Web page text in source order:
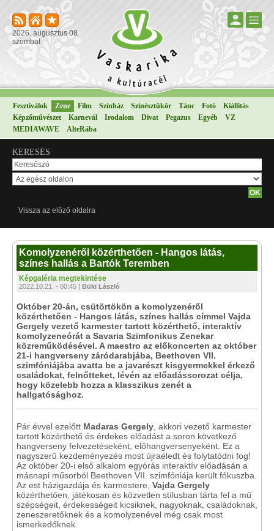
2026. augusztus 08.
szombat
Fesztiválok Zene Film Színház Színésztükör Tánc Fotó
Kiállítás
Képzőművészet
Karnevál Irodalom Divat Pegazus Egyéb
VZ
MEDIAWAVE
AlteRába
KERESÉS
Vissza az előző oldalra
Komolyzenéről közérthetően - Hangos látás,
színes hallás a Bartók Teremben
Képgaléria megtekintése
2022.10.21. - 00:45 | Büki László
Október 20-án, csütörtökön a komolyzenéről
közérthetően - Hangos látás, színes hallás címmel Vajda
Gergely vezető karmester tartott közérthető, interaktív
komolyzeneórát a Savaria Szimfonikus Zenekar
közreműködésével. A maestro az előkoncerten az október
21-i hangverseny záródarabjába, Beethoven VII.
szimfóniájába avatta be a javarészt kisgyermekkel érkező
családokat, felnőtteket, lévén az előadássorozat célja,
hogy közelebb hozza a klasszikus zenét a
hallgatósághoz.
Pár évvel ezelőtt Madaras Gergely , akkori vezető karmester
tartott közérthető és érdekes előadást a soron következő
hangverseny felvezetéseként, előhangversenyeként. Ez a
nagyszerű kezdeményezés most újraéledt és folytatódni fog!
Az október 20-i első alkalom egyórás interaktív előadásán a
másnapi műsorból Beethoven VII. szimfóniája került fókuszba.
Az est házigazdája és karmestere, Vajda Gergely
közérthetően, játékosan és közvetlen stílusban tárta fel a mű
szépségeit, érdekességeit kicsiknek, nagyoknak, családoknak,
zeneszeretőknek és a komolyzenével még csak most
ismerkedőknek.